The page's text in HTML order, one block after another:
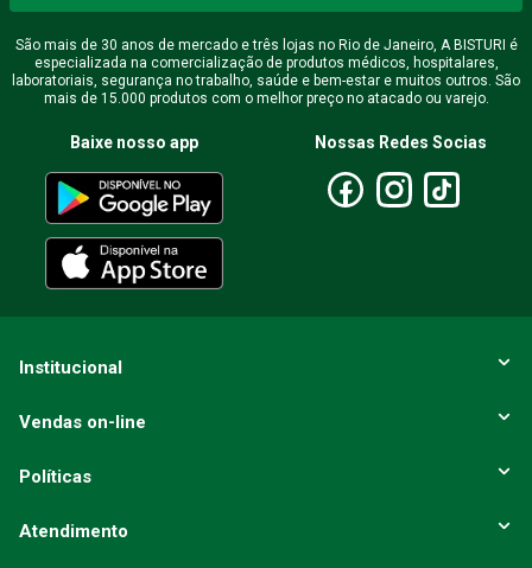
São mais de 30 anos de mercado e três lojas no Rio de Janeiro, A BISTURI é
especializada na comercialização de produtos médicos, hospitalares,
laboratoriais, segurança no trabalho, saúde e bem-estar e muitos outros. São
mais de 15.000 produtos com o melhor preço no atacado ou varejo.
Baixe nosso app Nossas Redes Socias
Institucional
Vendas on-line
Políticas
Atendimento